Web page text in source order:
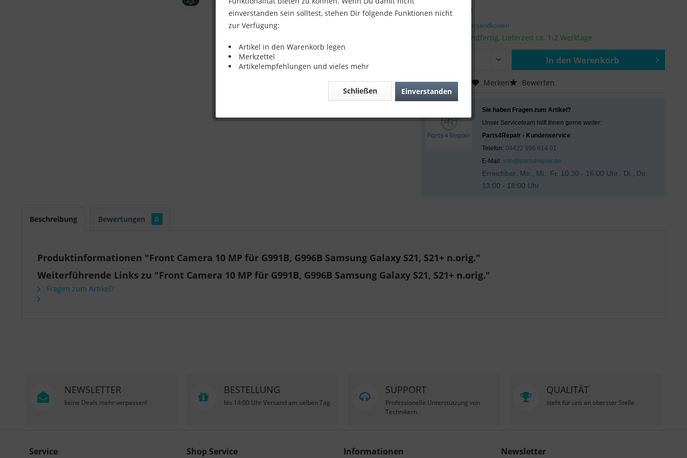
9,90 € *
zzgl. Versandkosten
Sofort versandfertig, Lieferzeit ca. 1-2 Werktage
In den Warenkorb
Vergleichen Merken Bewerten
Sie haben Fragen zum Artikel?
Unser Serviceteam hilft Ihnen gerne weiter:
Parts4Repair - Kundenservice
Telefon:04422 996 814 01
E-Mail: info@parts4repair.de
Erreichbar: Mo., Mi., Fr. 10:30 - 16:00 Uhr, Di., Do.
13:00 - 18:00 Uhr
Beschreibung Bewertungen 0
Produktinformationen "Front Camera 10 MP für G991B, G996B Samsung Galaxy S21, S21+ n.orig."
Weiterführende Links zu "Front Camera 10 MP für G991B, G996B Samsung Galaxy S21, S21+ n.orig."
Fragen zum Artikel?
NEWSLETTER
keine Deals mehr verpassen!
BESTELLUNG
bis 14:00 Uhr Versand am selben Tag
SUPPORT
Professionelle Unterstützung von
Technikern
QUALITÄT
steht für uns an oberster Stelle
Service Shop Service Informationen Newsletter
einverstanden sein solltest, stehen Dir folgende Funktionen nicht
zur Verfügung:
Artikel in den Warenkorb legen
Merkzettel
Artikelempfehlungen und vieles mehr
Einverstanden
Schließen